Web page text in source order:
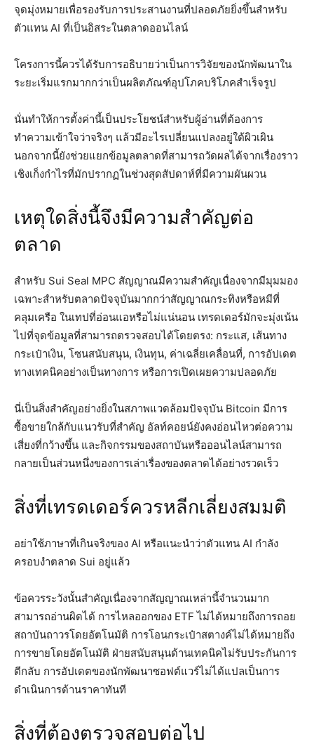
จุดมุ่งหมายเพื่อรองรับการประสานงานที่ปลอดภัยยิ่งขึ้นสำหรับ
ตัวแทน AI ที่เป็นอิสระในตลาดออนไลน์
โครงการนี้ควรได้รับการอธิบายว่าเป็นการวิจัยของนักพัฒนาใน
ระยะเริ่มแรกมากกว่าเป็นผลิตภัณฑ์อุปโภคบริโภคสำเร็จรูป
นั่นทำให้การตั้งค่านี้เป็นประโยชน์สำหรับผู้อ่านที่ต้องการ
ทำความเข้าใจว่าจริงๆ แล้วมีอะไรเปลี่ยนแปลงอยู่ใต้ผิวเผิน
นอกจากนี้ยังช่วยแยกข้อมูลตลาดที่สามารถวัดผลได้จากเรื่องราว
เชิงเก็งกำไรที่มักปรากฏในช่วงสุดสัปดาห์ที่มีความผันผวน
เหตุใดสิ่งนี้จึงมีความสำคัญต่อ
ตลาด
สำหรับ Sui Seal MPC สัญญาณมีความสำคัญเนื่องจากมีมุมมอง
เฉพาะสำหรับตลาดปัจจุบันมากกว่าสัญญาณกระทิงหรือหมีที่
คลุมเครือ ในเทปที่อ่อนแอหรือไม่แน่นอน เทรดเดอร์มักจะมุ่งเน้น
ไปที่จุดข้อมูลที่สามารถตรวจสอบได้โดยตรง: กระแส, เส้นทาง
กระเป๋าเงิน, โซนสนับสนุน, เงินทุน, ค่าเฉลี่ยเคลื่อนที่, การอัปเดต
ทางเทคนิคอย่างเป็นทางการ หรือการเปิดเผยความปลอดภัย
นี่เป็นสิ่งสำคัญอย่างยิ่งในสภาพแวดล้อมปัจจุบัน Bitcoin มีการ
ซื้อขายใกล้กับแนวรับที่สำคัญ อัลท์คอยน์ยังคงอ่อนไหวต่อความ
เสี่ยงที่กว้างขึ้น และกิจกรรมของสถาบันหรือออนไลน์สามารถ
กลายเป็นส่วนหนึ่งของการเล่าเรื่องของตลาดได้อย่างรวดเร็ว
สิ่งที่เทรดเดอร์ควรหลีกเลี่ยงสมมติ
อย่าใช้ภาษาที่เกินจริงของ AI หรือแนะนำว่าตัวแทน AI กำลัง
ครอบงำตลาด Sui อยู่แล้ว
ข้อควรระวังนั้นสำคัญเนื่องจากสัญญาณเหล่านี้จำนวนมาก
สามารถอ่านผิดได้ การไหลออกของ ETF ไม่ได้หมายถึงการถอย
สถาบันถาวรโดยอัตโนมัติ การโอนกระเป๋าสตางค์ไม่ได้หมายถึง
การขายโดยอัตโนมัติ ฝ่ายสนับสนุนด้านเทคนิคไม่รับประกันการ
ตีกลับ การอัปเดตของนักพัฒนาซอฟต์แวร์ไม่ได้แปลเป็นการ
ดำเนินการด้านราคาทันที
สิ่งที่ต้องตรวจสอบต่อไป